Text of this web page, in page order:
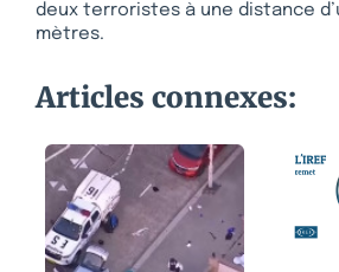
deux terroristes à une distance
mètres.
Articles connexes: